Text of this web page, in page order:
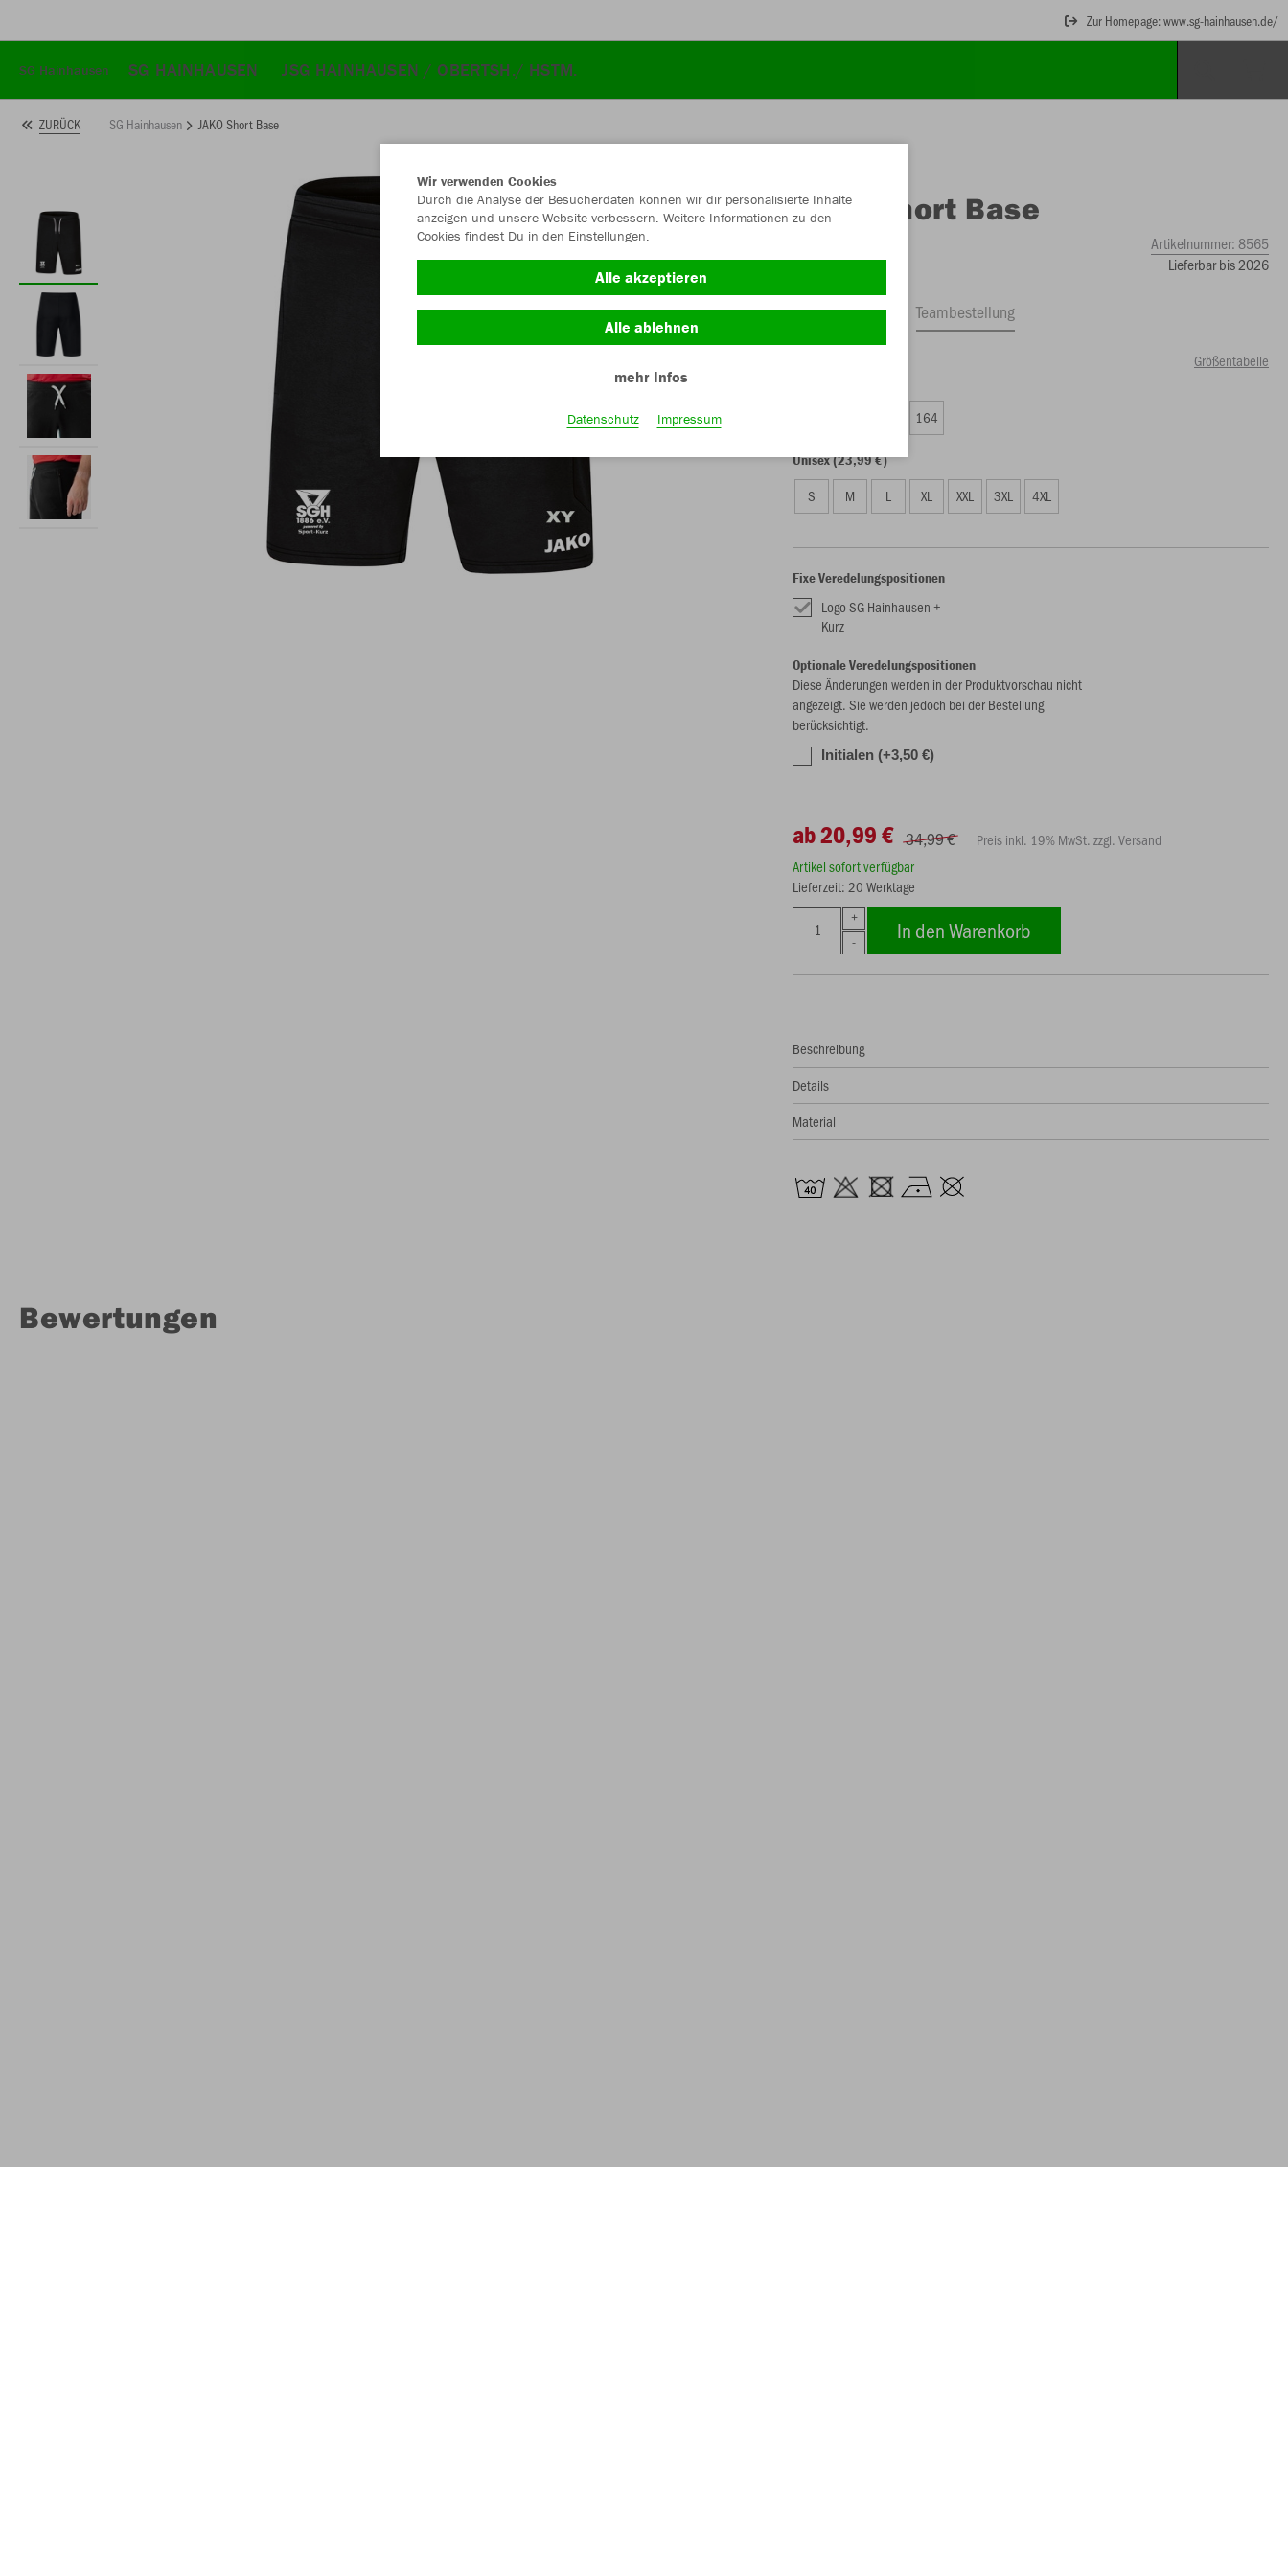
Zur Homepage: www.sg-hainhausen.de/
SG Hainhausen SG HAINHAUSEN JSG HAINHAUSEN / OBERTSH./ HSTM.
ZURÜCK SG Hainhausen JAKO Short Base
JAKO Short Base
Artikelnummer:8565
Lieferbar bis 2026
Einzelauftrag Teambestellung
Größentabelle
164
Unisex (23,99 €)
S M L XL XXL 3XL 4XL
Fixe Veredelungspositionen
Logo SG Hainhausen +
Kurz
Optionale Veredelungspositionen
Diese Änderungen werden in der Produktvorschau nicht
angezeigt. Sie werden jedoch bei der Bestellung
berücksichtigt.
Initialen (+3,50 €)
ab 20,99 € 34,99 €
Preis inkl. 19% MwSt. zzgl. Versand
Artikel sofort verfügbar
Lieferzeit: 20 Werktage
In den Warenkorb
Beschreibung
Details
Material
Bewertungen
Wir verwenden Cookies
Durch die Analyse der Besucherdaten können wir dir personalisierte Inhalte
anzeigen und unsere Website verbessern. Weitere Informationen zu den
Cookies findest Du in den Einstellungen.
Alle akzeptieren
Alle ablehnen
mehr Infos
Datenschutz Impressum